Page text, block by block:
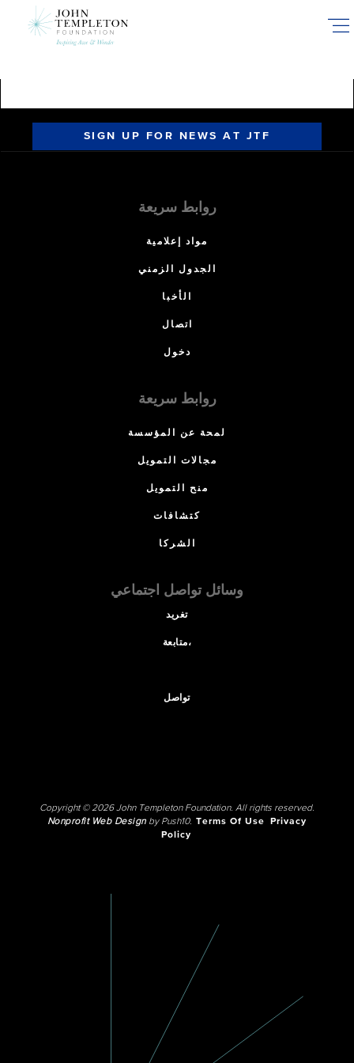
SIGN UP FOR NEWS AT JTF
روابط سريعة
مواد إعلامية
الجدول الزمني
الأخبا
اتصال
دخول
روابط سريعة
لمحة عن المؤسسة
مجالات التمويل
منح التمويل
كتشافات
الشركا
وسائل تواصل اجتماعي
تغريد
متابعة،
تواصل
Copyright © 2026 John Templeton Foundation. All rights reserved.
Nonprofit Web Designby Push10. Terms Of Use
Privacy
Policy